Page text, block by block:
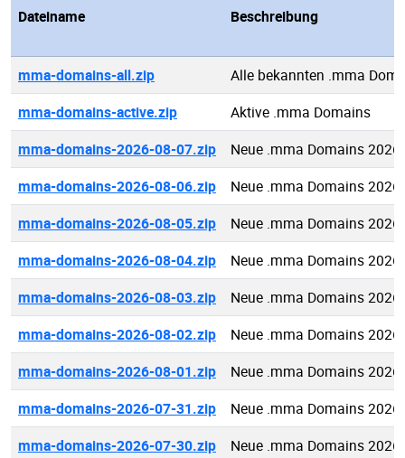
Dateiname Beschreibung
mma-domains-all.zip
Alle bekannten .mma
mma-domains-active.zip
Aktive .mma Domains
mma-domains-2026-08-07.zip
Neue .mma Domains
mma-domains-2026-08-06.zip
Neue .mma Domains
mma-domains-2026-08-05.zip
Neue .mma Domains
mma-domains-2026-08-04.zip
Neue .mma Domains
mma-domains-2026-08-03.zip
Neue .mma Domains
mma-domains-2026-08-02.zip
Neue .mma Domains
mma-domains-2026-08-01.zip
Neue .mma Domains
mma-domains-2026-07-31.zip
Neue .mma Domains
mma-domains-2026-07-30.zip
Neue .mma Domains